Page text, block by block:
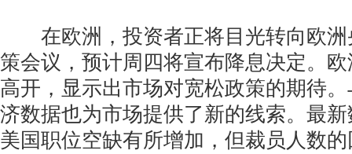
在欧洲，投资者正将目光转向欧洲
策会议，预计周四将宣布降息决定。
高开，显示出市场对宽松政策的期待
济数据也为市场提供了新的线索。最
美国职位空缺有所增加，但裁员人数